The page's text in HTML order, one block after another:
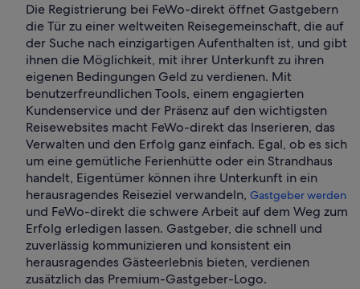
Die Registrierung bei FeWo-direkt öffnet Gastgebern
die Tür zu einer weltweiten Reisegemeinschaft, die auf
der Suche nach einzigartigen Aufenthalten ist, und gibt
ihnen die Möglichkeit, mit ihrer Unterkunft zu ihren
eigenen Bedingungen Geld zu verdienen. Mit
benutzerfreundlichen Tools, einem engagierten
Kundenservice und der Präsenz auf den wichtigsten
Reisewebsites macht FeWo-direkt das Inserieren, das
Verwalten und den Erfolg ganz einfach. Egal, ob es sich
um eine gemütliche Ferienhütte oder ein Strandhaus
handelt, Eigentümer können ihre Unterkunft in ein
herausragendes Reiseziel verwandeln, Gastgeber werden
und FeWo-direkt die schwere Arbeit auf dem Weg zum
Erfolg erledigen lassen. Gastgeber, die schnell und
zuverlässig kommunizieren und konsistent ein
herausragendes Gästeerlebnis bieten, verdienen
zusätzlich das Premium-Gastgeber-Logo.